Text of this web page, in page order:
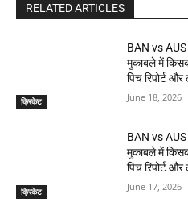
RELATED ARTICLES
क्रिकेट
BAN vs
मुकाबले में
पिच रिपोर्ट
June 18, 2026
क्रिकेट
BAN vs
मुकाबले में
पिच रिपोर्ट
June 17, 2026